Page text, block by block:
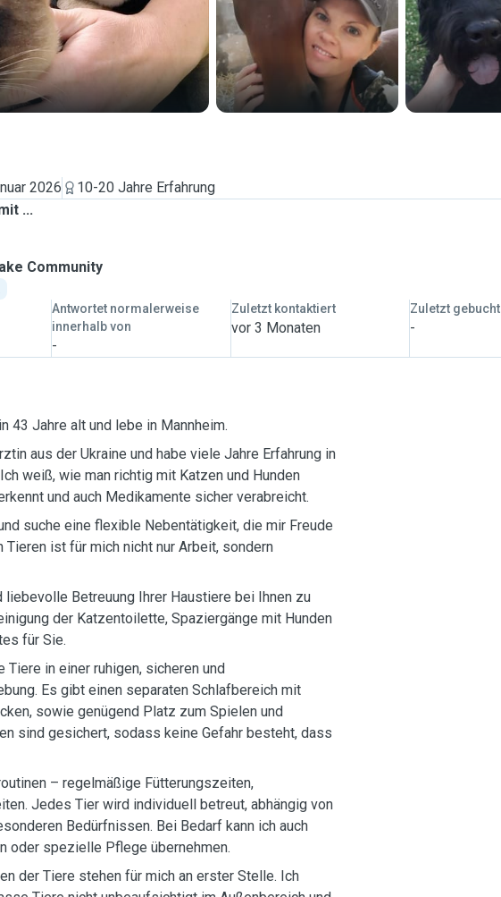
2026
10-20 Jahre Erfahrung
...
Community
Antwortet normalerweise
innerhalb von
-
Zuletzt kontaktiert
vor 3 Monaten
Zuletzt gebucht
-
43 Jahre alt und lebe in Mannheim.
aus der Ukraine und habe viele Jahre Erfahrung in
weiß, wie man richtig mit Katzen und Hunden
und auch Medikamente sicher verabreicht.
suche eine flexible Nebentätigkeit, die mir Freude
Tieren ist für mich nicht nur Arbeit, sondern
Betreuung Ihrer Haustiere bei Ihnen zu
der Katzentoilette, Spaziergänge mit Hunden
für Sie.
Tiere in einer ruhigen, sicheren und
Es gibt einen separaten Schlafbereich mit
sowie genügend Platz zum Spielen und
sind gesichert, sodass keine Gefahr besteht, dass
– regelmäßige Fütterungszeiten,
Jedes Tier wird individuell betreut, abhängig von
Bedürfnissen. Bei Bedarf kann ich auch
oder spezielle Pflege übernehmen.
der Tiere stehen für mich an erster Stelle. Ich